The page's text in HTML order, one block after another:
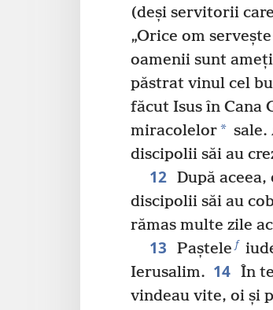
(deși servitorii
„Orice om
oamenii sunt
păstrat vinul cel
făcut Isus în Cana
miracolelor* sale.
discipolii săi au
12 După
discipolii săi au
rămas multe zile
13 Paștele f
Ierusalim. 14 În
vindeau vite, oi și